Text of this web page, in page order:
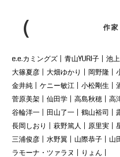
作家
e.e.カミングズ 青山YURI子 池
大篠夏彦
大畑ゆかり 岡野隆
金井純
ケニー敏江 小松剛生
菅原美架
仙田学 高島秋穂 高
谷輪洋一
田山了一 鶴山裕司
長岡しおり
萩野篤人 原里実
三浦俊彦
水野翼 山際恭子 山
ラモーナ・ツァラヌ
りょん